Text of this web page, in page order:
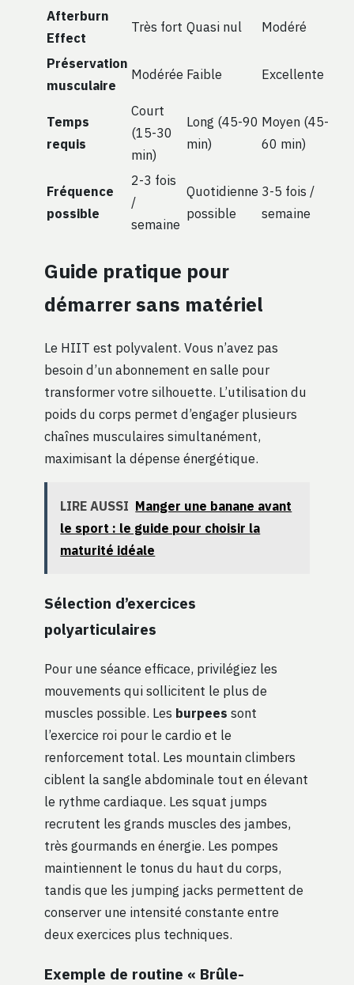
Afterburn
Effect
Très fort Quasi nul Modéré
Préservation
musculaire
Modérée Faible Excellente
Temps
requis
Court
(15-30
min)
Long (45-90
min)
Moyen (45-
60 min)
Fréquence
possible
2-3 fois
/
semaine
Quotidienne
possible
3-5 fois /
semaine
Guide pratique pour
démarrer sans matériel
Le HIIT est polyvalent. Vous n’avez pas
besoin d’un abonnement en salle pour
transformer votre silhouette. L’utilisation du
poids du corps permet d’engager plusieurs
chaînes musculaires simultanément,
maximisant la dépense énergétique.
LIRE AUSSI Manger une banane avant
le sport : le guide pour choisir la
maturité idéale
Sélection d’exercices
polyarticulaires
Pour une séance efficace, privilégiez les
mouvements qui sollicitent le plus de
muscles possible. Les burpees sont
l’exercice roi pour le cardio et le
renforcement total. Les mountain climbers
ciblent la sangle abdominale tout en élevant
le rythme cardiaque. Les squat jumps
recrutent les grands muscles des jambes,
très gourmands en énergie. Les pompes
maintiennent le tonus du haut du corps,
tandis que les jumping jacks permettent de
conserver une intensité constante entre
deux exercices plus techniques.
Exemple de routine « Brûle-